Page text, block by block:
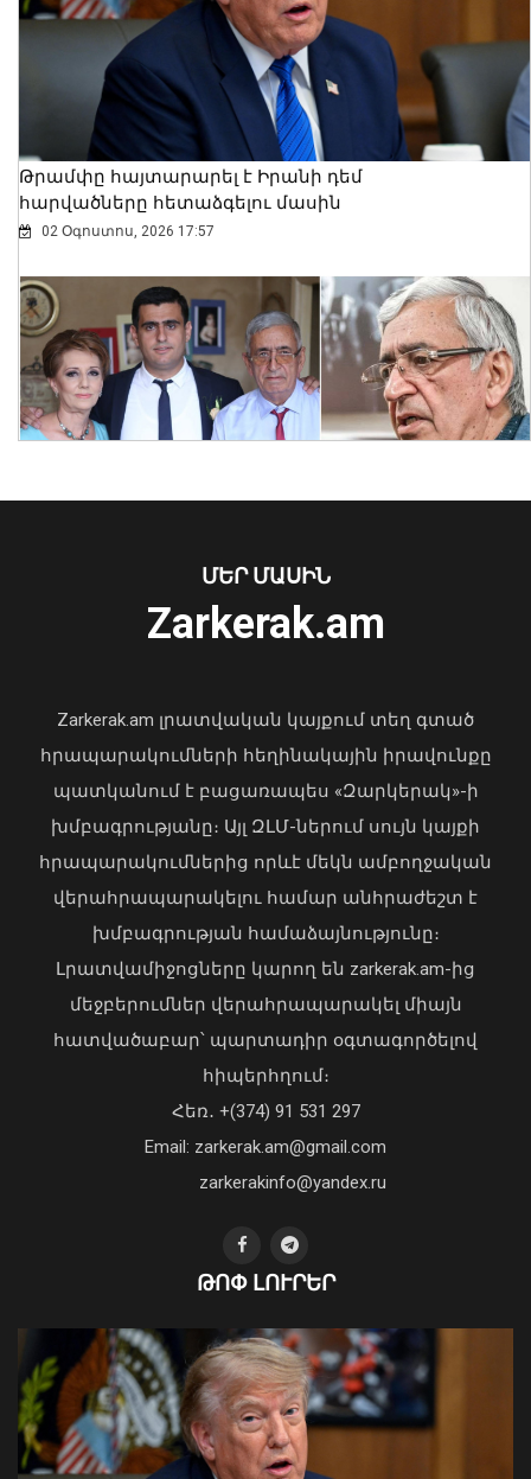
07 Օգոստոս, 2026 10:37
Վայոց ձորի մարզում հրազենի
գործադրմամբ հանցագործություններ
չեն գրանցվել. ՆԳ նախարարն
Որքան է էլեկտրական շարժիչով
տրանսպորտային միջոցների
մաքսատուրքի արտոնության
քվոտայի մնացորդը օգոստոսի 6-ի
դրությամբ
07 Օգոստոս, 2026 10:33
ՀՀ ԱԺ իններորդ գումարման առաջին
նստաշրջանը. ուղիղ
07 Օգոստոս, 2026 10:21
Թրամփը հայտարարել է Իրանի դեմ
հարվածները հետաձգելու մասին
02 Օգոստոս, 2026 17:57
«Պարտվեցինք դաժան հիվանդության
04 Օգոստոս, 2026 19:12
Վարչապետ Փաշինյանն այցելել է
«ԷԼԵՎԵՅԹ ԷՅԱՅ» արհեստական
բանականության գործարան
ՄԵՐ ՄԱՍԻՆ
Zarkerak.am
Zarkerak.am լրատվական կայքում տեղ գտած
հրապարակումների հեղինակային իրավունքը
պատկանում է բացառապես «Զարկերակ»-ի
խմբագրությանը։ Այլ ԶԼՄ-ներում սույն կայքի
հրապարակումներից որևէ մեկն ամբողջական
վերահրապարակելու համար անհրաժեշտ է
խմբագրության համաձայնությունը։
Լրատվամիջոցները կարող են zarkerak.am-ից
մեջբերումներ վերահրապարակել միայն
հատվածաբար՝ պարտադիր օգտագործելով
հիպերհղում։
Հեռ․ +(374) 91 531 297
Email: zarkerak.am@gmail.com
zarkerakinfo@yandex.ru
ԹՈՓ ԼՈՒՐԵՐ